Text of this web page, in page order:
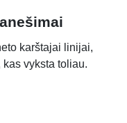
karštajai linijai,
vyksta toliau.